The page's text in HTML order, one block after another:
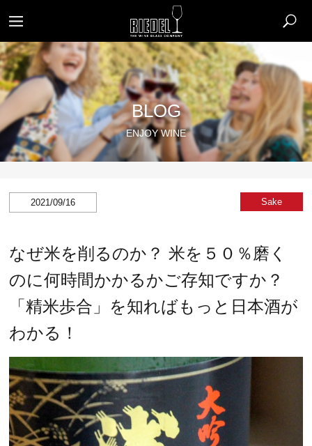
BLOG
ENJOY WINE
2021/09/16 Sake
なぜ米を削るのか？ 米を５０％磨く
のに何時間かかるかご存知ですか？
「精米歩合」を知ればもっと日本酒が
わかる！